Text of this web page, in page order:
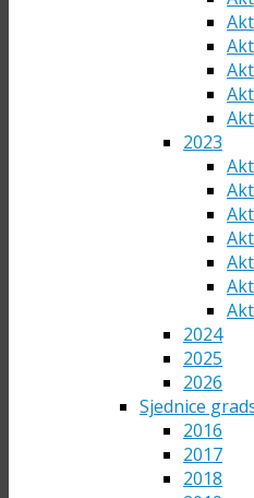
2023
2024
2025
2026
Sjednice
2016
2017
2018